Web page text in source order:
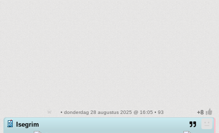
• donderdag 28 augustus 2025 @ 16:05 • 93
Isegrim